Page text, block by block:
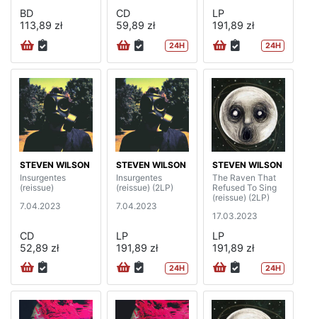
BD
113,89 zł
CD
59,89 zł
24H
LP
191,89 zł
24H
STEVEN WILSON
Insurgentes
(reissue)
7.04.2023
CD
52,89 zł
STEVEN WILSON
Insurgentes
(reissue) (2LP)
7.04.2023
LP
191,89 zł
24H
STEVEN WILSON
The Raven That
Refused To Sing
(reissue) (2LP)
17.03.2023
LP
191,89 zł
24H